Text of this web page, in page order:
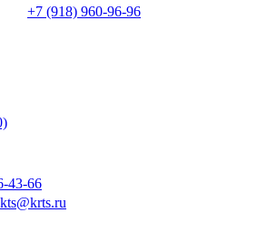
+7 (918) 960-96-96
43-66
kts@krts.ru